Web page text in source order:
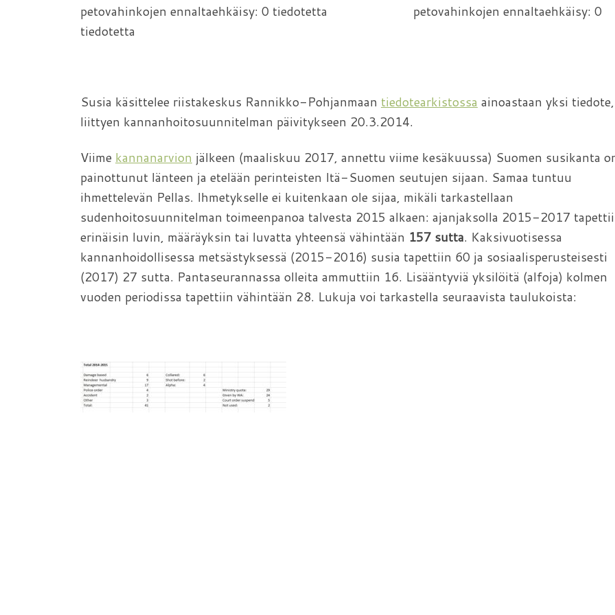
petovahinkojen ennaltaehkäisy: 0 tiedotetta petovahinkojen ennaltaehkäisy: 0
tiedotetta
Susia käsittelee riistakeskus Rannikko-Pohjanmaan tiedotearkistossa ainoastaan yksi tiedote,
liittyen kannanhoitosuunnitelman päivitykseen 20.3.2014.
Viime kannanarvion jälkeen (maaliskuu 2017, annettu viime kesäkuussa) Suomen susikanta
painottunut länteen ja etelään perinteisten Itä-Suomen seutujen sijaan. Samaa tuntuu
ihmettelevän Pellas. Ihmetykselle ei kuitenkaan ole sijaa, mikäli tarkastellaan
sudenhoitosuunnitelman toimeenpanoa talvesta 2015 alkaen: ajanjaksolla 2015-2017
erinäisin luvin, määräyksin tai luvatta yhteensä vähintään 157 sutta. Kaksivuotisessa
kannanhoidollisessa metsästyksessä (2015-2016) susia tapettiin 60 ja sosiaalisperusteisesti
(2017) 27 sutta. Pantaseurannassa olleita ammuttiin 16. Lisääntyviä yksilöitä (alfoja) kolmen
vuoden periodissa tapettiin vähintään 28. Lukuja voi tarkastella seuraavista taulukoista: